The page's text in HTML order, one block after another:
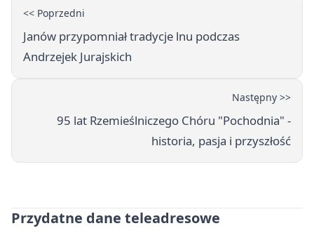
<< Poprzedni
Janów przypomniał tradycje lnu podczas
Andrzejek Jurajskich
Następny >>
95 lat Rzemieślniczego Chóru "Pochodnia" -
historia, pasja i przyszłość
Przydatne dane teleadresowe